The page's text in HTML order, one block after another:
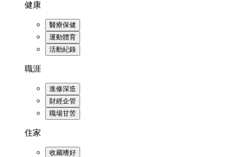
健康
醫療保健
運動體育
活動紀錄
職涯
進修深造
財經企管
職場甘苦
住家
收藏嗜好